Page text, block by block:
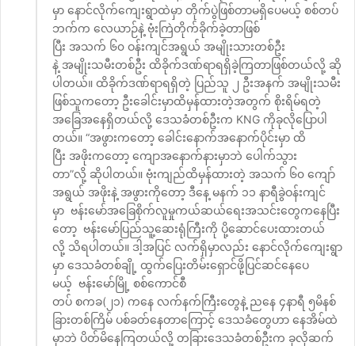
မှာ နောင်လိုက်ကျေးရွာထဲမှာ တိုက်ပွဲဖြစ်တာမရှိပေမယ့် စစ်တပ်
ဘက်က လေယာဉ်နဲ့ ဗုံးကြဲတိုက်ခိုက်ခဲ့တာဖြစ်
ပြီး အသက် ၆၀ ဝန်းကျင်အရွယ် အမျိုးသားတစ်ဦး
နဲ့ အမျိုးသမီးတစ်ဦး ထိခိုက်ဒဏ်ရာရရှိခဲ့ကြတာဖြစ်တယ်လို့ ဆို
ပါတယ်။ ထိခိုက်ဒဏ်ရာရရှိတဲ့ ပြည်သူ ၂ ဦးအနက် အမျိုးသမီး
ဖြစ်သူကတော့ ဦးခေါင်းမှာထိမှန်ထားတဲ့အတွက် စိုးရိမ်ရတဲ့
အခြေအနေရှိတယ်လို့ ဒေသခံတစ်ဦးက KNG ကိုခုလိုပြောပါ
တယ်။ “အဖွားကတော့ ခေါင်းနောက်အနောက်ပိုင်းမှာ ထိ
ပြီး အဖိုးကတော့ ကျောအနောက်နားမှာဘဲ ပေါက်သွား
တာ”လို့ ဆိုပါတယ်။ ဗုံးကျည်ထိမှန်ထားတဲ့ အသက် ၆၀ ကျော်
အရွယ် အဖိုးနဲ့ အဖွားကိုတော့ ဒီနေ့ မနက် ၁၁ နာရီခွဲဝန်းကျင်
မှာ ဗန်းမော်အခြေစိုက်လူမှုကယ်ဆယ်ရေးအသင်းတွေကနေပြီး
တော့ ဗန်းမော်ပြည်သူ့ဆေးရုံကြီးကို ပို့ဆောင်ပေးထားတယ်
လို့ သိရပါတယ်။ ဒါ့အပြင် လက်ရှိမှာလည်း နောင်လိုက်ကျေးရွာ
မှာ ဒေသခံတစ်ချို့ ထွက်ပြေးတိမ်းရှောင်ဖို့ပြင်ဆင်နေပေ
မယ့် ဗန်းမော်မြို့ စစ်ကောင်စီ
တပ် စကခ(၂၁) ကနေ လက်နက်ကြီးတွေနဲ့ ညနေ ၄နာရီ ၅မိနစ်
ခြားတစ်ကြိမ် ပစ်ခတ်နေတာကြောင့် ဒေသခံတွေဟာ နေအိမ်ထဲ
မှာဘဲ ပိတ်မိနေကြတယ်လို့ တခြားဒေသခံတစ်ဦးက ခုလိုဆက်